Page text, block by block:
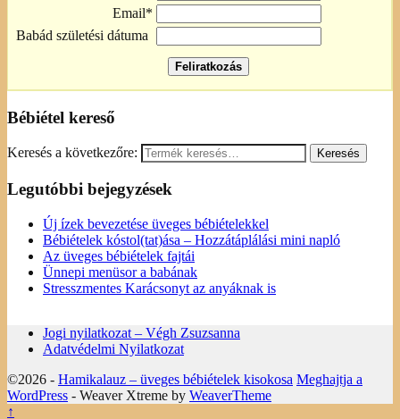
Email*
Babád születési dátuma
Bébiétel kereső
Keresés a következőre:
Legutóbbi bejegyzések
Új ízek bevezetése üveges bébiételekkel
Bébiételek kóstol(tat)ása – Hozzátáplálási mini napló
Az üveges bébiételek fajtái
Ünnepi menüsor a babának
Stresszmentes Karácsonyt az anyáknak is
Jogi nyilatkozat – Végh Zsuzsanna
Adatvédelmi Nyilatkozat
©2026 - Hamikalauz – üveges bébiételek kisokosa Meghajtja a
WordPress - Weaver Xtreme by WeaverTheme
↑